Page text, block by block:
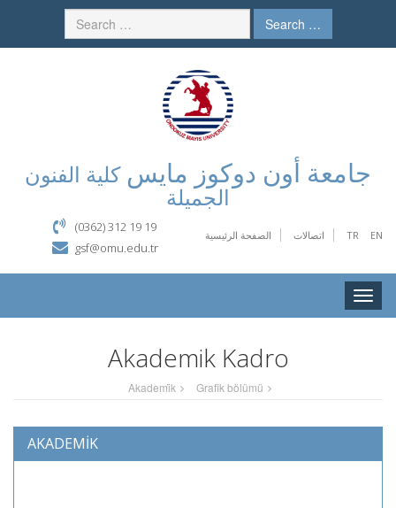
Search …
جامعة أون دوكوز مايسكلية الفنون
الجميلة
الصفحة الرئيسية اتصالات TR EN
(0362) 312 19 19
gsf@omu.edu.tr
Toggle
Akademik Kadro
Akademi̇k Grafik bölümü
AKADEMİK